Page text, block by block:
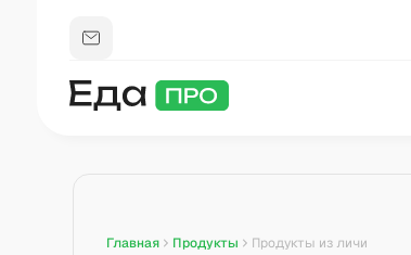
Главная Продукты Продукты из личи